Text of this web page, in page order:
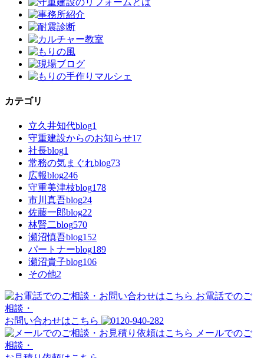
カテゴリ
立久井知代blog1
守重建設からのお知らせ17
社長blog1
常務の気まぐれblog73
広報blog246
守重美津枝blog178
市川真吾blog24
佐藤一郎blog22
林賢二blog570
瀬沼慎吾blog152
パートナーblog189
瀬沼貴子blog106
その他2
お電話でのご
相談・
お問い合わせはこちら
メールでのご
相談・